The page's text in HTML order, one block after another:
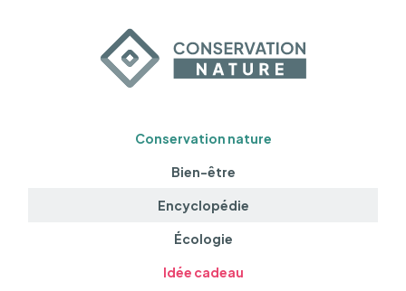
Conservation nature
Bien-être
Encyclopédie
Écologie
Idée cadeau